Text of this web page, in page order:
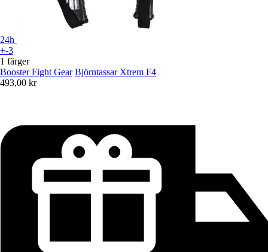
24h
+-3
1 färger
Booster Fight Gear Björntassar Xtrem F4
493,00 kr